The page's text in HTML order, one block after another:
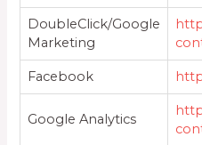
DoubleClick/Google
Marketing
Facebook
Google Analytics